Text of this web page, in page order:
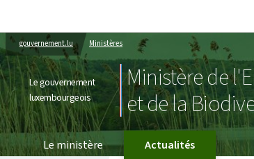
gouvernement.lu Ministères
Le gouvernement
luxembourgeois
Ministère de
et de la
Le ministère
Actualités